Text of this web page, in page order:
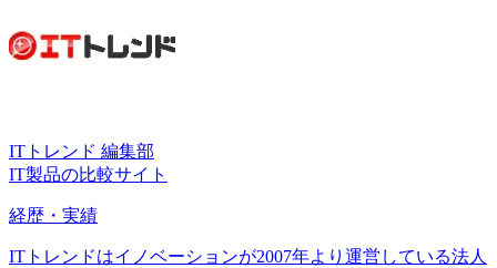
ITトレンド 編集部
IT製品の比較サイト
経歴・実績
ITトレンドはイノベーションが2007年より運営している法人